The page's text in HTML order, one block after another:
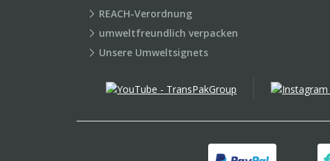
REACH-Verordnung
umweltfreundlich verpacken
Unsere Umweltsignets